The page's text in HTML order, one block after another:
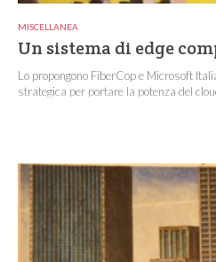
MISCELLANEA
Un sistema di edge
Lo propongono FiberCop e Microsoft
strategica per portare la potenza del